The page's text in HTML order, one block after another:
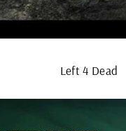
Left 4 Dead